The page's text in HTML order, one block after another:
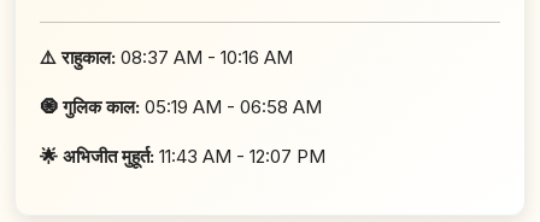
⚠️ राहुकाल: 08:37 AM - 10:16 AM
🧿 गुलिक काल: 05:19 AM - 06:58 AM
🌟 अभिजीत मुहूर्त: 11:43 AM - 12:07 PM